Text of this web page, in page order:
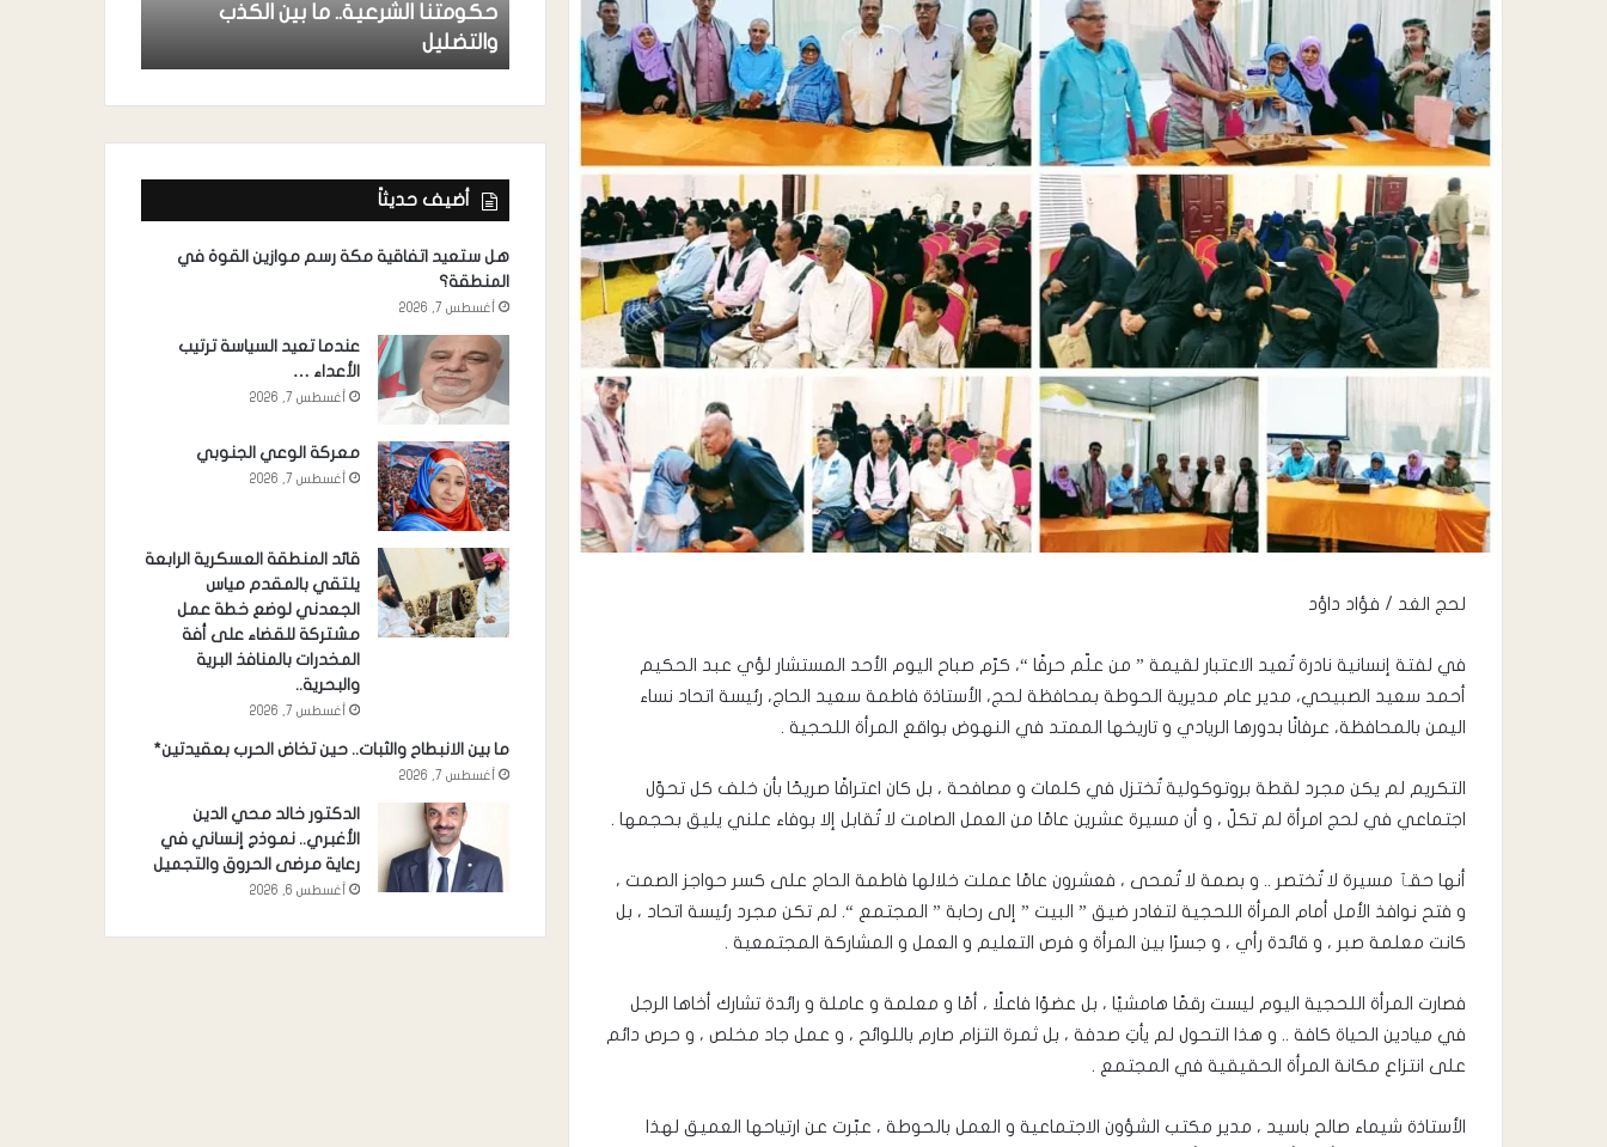
لحج الغد / فؤاد داؤد
في لفتة إنسانية نادرة تُعيد الاعتبار لقيمة ” من علّم حرفًا “، كرّم صباح اليوم الأحد المستشار لؤي عبد الحكيم
أحمد سعيد الصبيحي، مدير عام مديرية الحوطة بمحافظة لحج، الأستاذة فاطمة سعيد الحاج، رئيسة اتحاد نساء
اليمن بالمحافظة، عرفانًا بدورها الريادي و تاريخها الممتد في النهوض بواقع المرأة اللحجية .
التكريم لم يكن مجرد لقطة بروتوكولية تُختزل في كلمات و مصافحة ، بل كان اعترافًا صريحًا بأن خلف كل تحوّل
اجتماعي في لحج امرأة لم تكلّ ، و أن مسيرة عشرين عامًا من العمل الصامت لا تُقابل إلا بوفاء علني يليق بحجمها .
أنها حقٱ مسيرة لا تُختصر .. و بصمة لا تُمحى ، فعشرون عامًا عملت خلالها فاطمة الحاج على كسر حواجز الصمت ،
و فتح نوافذ الأمل أمام المرأة اللحجية لتغادر ضيق ” البيت ” إلى رحابة ” المجتمع “. لم تكن مجرد رئيسة اتحاد ، بل
كانت معلمة صبر ، و قائدة رأي ، و جسرًا بين المرأة و فرص التعليم و العمل و المشاركة المجتمعية .
فصارت المرأة اللحجية اليوم ليست رقمًا هامشيًا ، بل عضوًا فاعلًا ، أمًا و معلمة و عاملة و رائدة تشارك أخاها الرجل
في ميادين الحياة كافة .. و هذا التحول لم يأتِ صدفة ، بل ثمرة التزام صارم باللوائح ، و عمل جاد مخلص ، و حرص دائم
على انتزاع مكانة المرأة الحقيقية في المجتمع .
الأستاذة شيماء صالح باسيد ، مدير مكتب الشؤون الاجتماعية و العمل بالحوطة ، عبّرت عن ارتياحها العميق لهذا
أغسطس 7, 2026
عندما تعيد السياسة ترتيب الأعداء …
واتحاد الكرة بلحج بشأن نظام دوري
الدرجة الثالثة
حكومتنا الشرعية.. ما بين الكذب
والتضليل
أضيف حديثاً
هل ستعيد اتفاقية مكة رسم موازين القوة في
المنطقة؟
أغسطس 7, 2026
عندما تعيد السياسة ترتيب
الأعداء …
أغسطس 7, 2026
معركة الوعي الجنوبي
أغسطس 7, 2026
قائد المنطقة العسكرية الرابعة
يلتقي بالمقدم مياس
الجعدني لوضع خطة عمل
مشتركة للقضاء على أفة
المخدرات بالمنافذ البرية
والبحرية..
أغسطس 7, 2026
ما بين الانبطاح والثبات.. حين تخاض الحرب بعقيدتين*
أغسطس 7, 2026
الدكتور خالد محي الدين
الأغبري.. نموذج إنساني في
رعاية مرضى الحروق والتجميل
أغسطس 6, 2026